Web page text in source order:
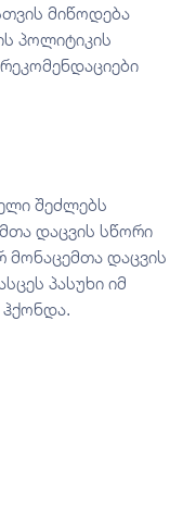
მიწოდება
პოლიტიკის
შეძლებს
დაცვის სწორი
მონაცემთა დაცვის
პასუხი იმ